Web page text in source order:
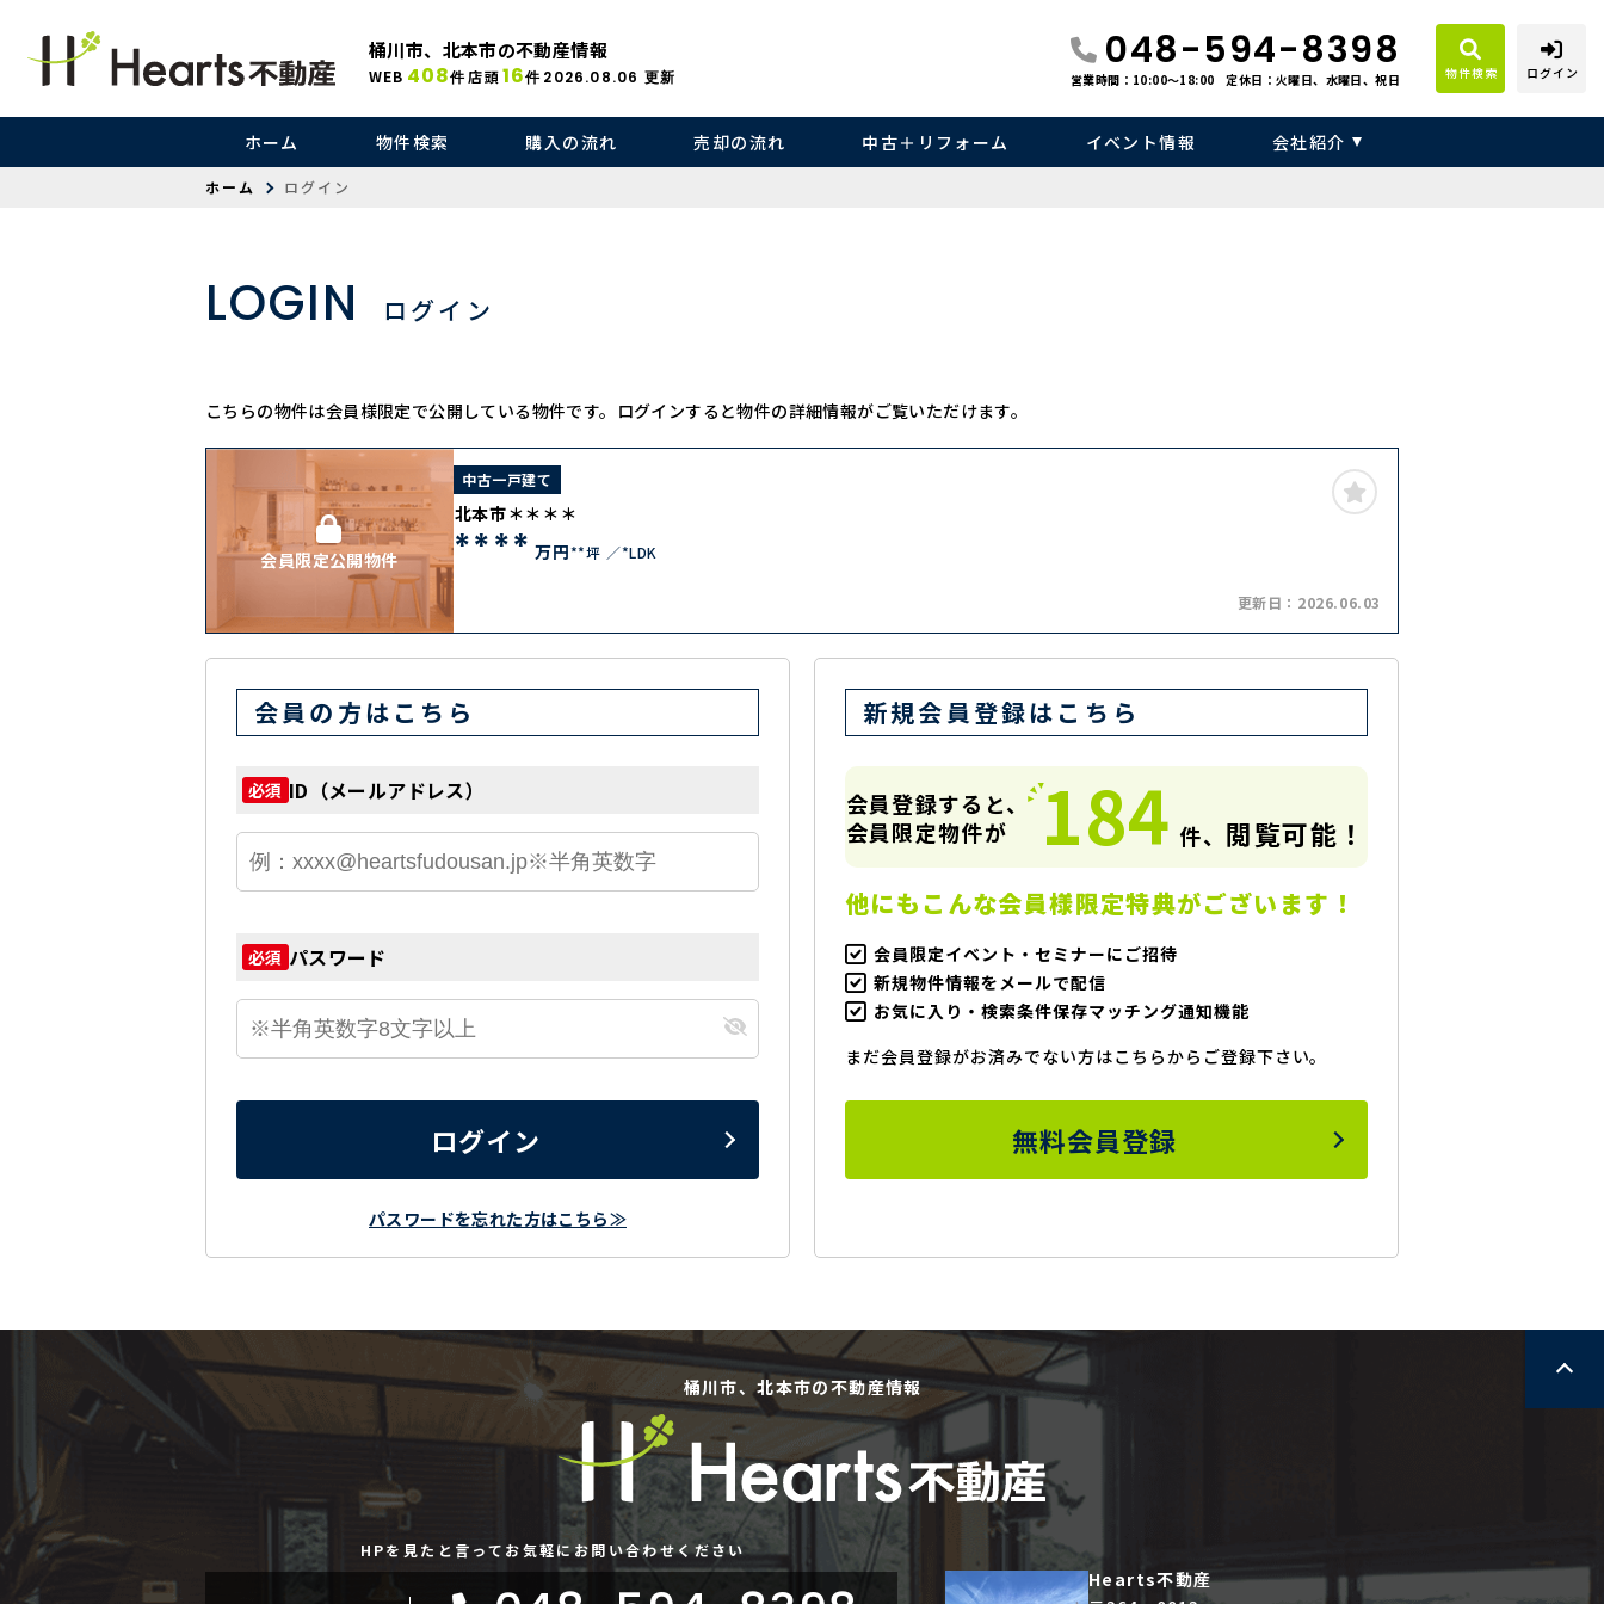
桶川市、北本市の不動産情報
WEB 408件店頭16件2026.08.06 更新
048-594-8398
営業時間：10:00〜18:00 定休日：火曜日、水曜日、祝日 物件検索 ログイン
ホーム 物件検索 購入の流れ 売却の流れ 中古＋リフォーム イベント情報 会社紹介
ホーム ログイン
LOGIN ログイン
こちらの物件は会員様限定で公開している物件です。ログインすると物件の詳細情報がご覧いただけます。
会員限定公開物件
中古一戸建て
北本市＊＊＊＊
**** 万円**坪 *LDK
更新日： 2026.06.03
会員の方はこちら
必須 ID（メールアドレス）
必須 パスワード
ログイン
パスワードを忘れた方はこちら≫
新規会員登録はこちら
会員登録すると、
会員限定物件が
184 件、 閲覧可能！
他にもこんな会員様限定特典がございます！
会員限定イベント・セミナーにご招待
新規物件情報をメールで配信
お気に入り・検索条件保存マッチング通知機能
まだ会員登録がお済みでない方はこちらからご登録下さい。
無料会員登録
桶川市、北本市の不動産情報
HPを見たと言ってお気軽にお問い合わせください
Hearts不動産